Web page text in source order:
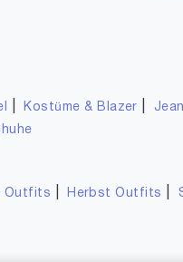
Kostüme & Blazer
Outfits Herbst Outfits